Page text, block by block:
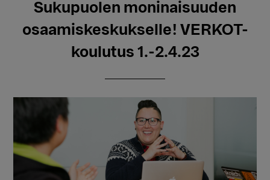
Sukupuolen moninaisuuden
osaamiskeskukselle! VERKOT-
koulutus 1.-2.4.23